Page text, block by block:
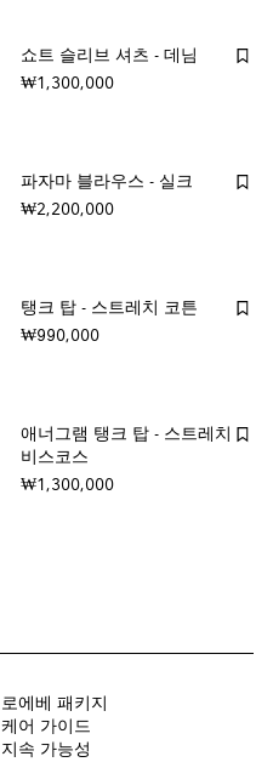
쇼트 슬리브 셔츠 - 데님
₩1,300,000
파자마 블라우스 - 실크
₩2,200,000
탱크 탑 - 스트레치 코튼
₩990,000
애너그램 탱크 탑 - 스트레치
비스코스
₩1,300,000
로에베 패키지
케어 가이드
지속 가능성